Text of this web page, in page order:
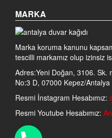
MARKA
Marka koruma kanunu
tescilli markamız olup izinsiz
Adres:Yeni Doğan, 3106. Sk.
No:3 D, 07000 Kepez/Antalya
Resmi İnstagram Hesabımız:
Resmi Youtube Hesabımız: